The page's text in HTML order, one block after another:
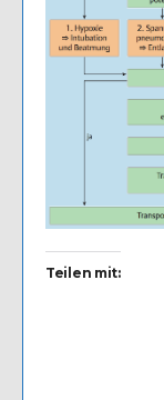
Teilen mit: